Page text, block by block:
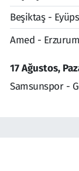
Beşiktaş -
Amed -
17 Ağustos,
Samsunspor -